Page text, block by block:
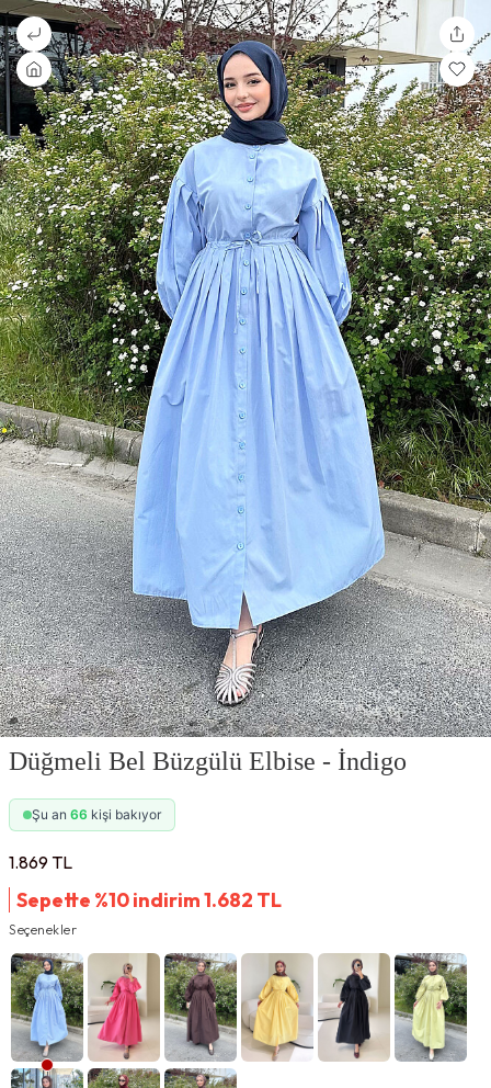
Düğmeli Bel Büzgülü Elbise - İndigo
Şu an 66 kişi bakıyor
1.869TL
Sepette %10 indirim1.682 TL
Seçenekler